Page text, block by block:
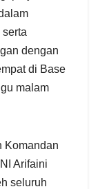
dengan
di Base
malam
Komandan
Arifaini
seluruh